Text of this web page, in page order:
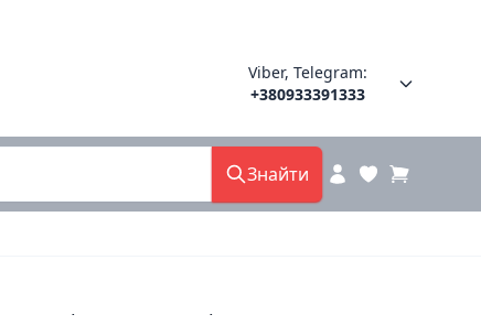
Viber, Telegram:
+380933391333
Знайти